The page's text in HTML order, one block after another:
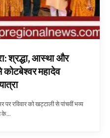
श्रद्धा, आस्था और
महादेव
रविवार को खट्टाली से पांचवीं भव्य
के…